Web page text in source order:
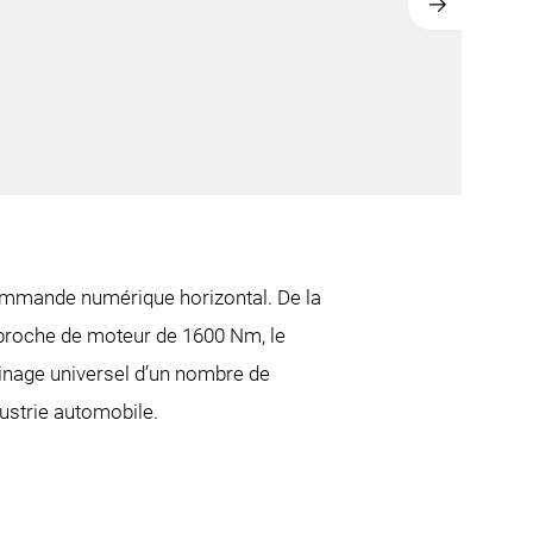
numérique horizontal. De la
de moteur de 1600 Nm, le
universel d’un nombre de
automobile.